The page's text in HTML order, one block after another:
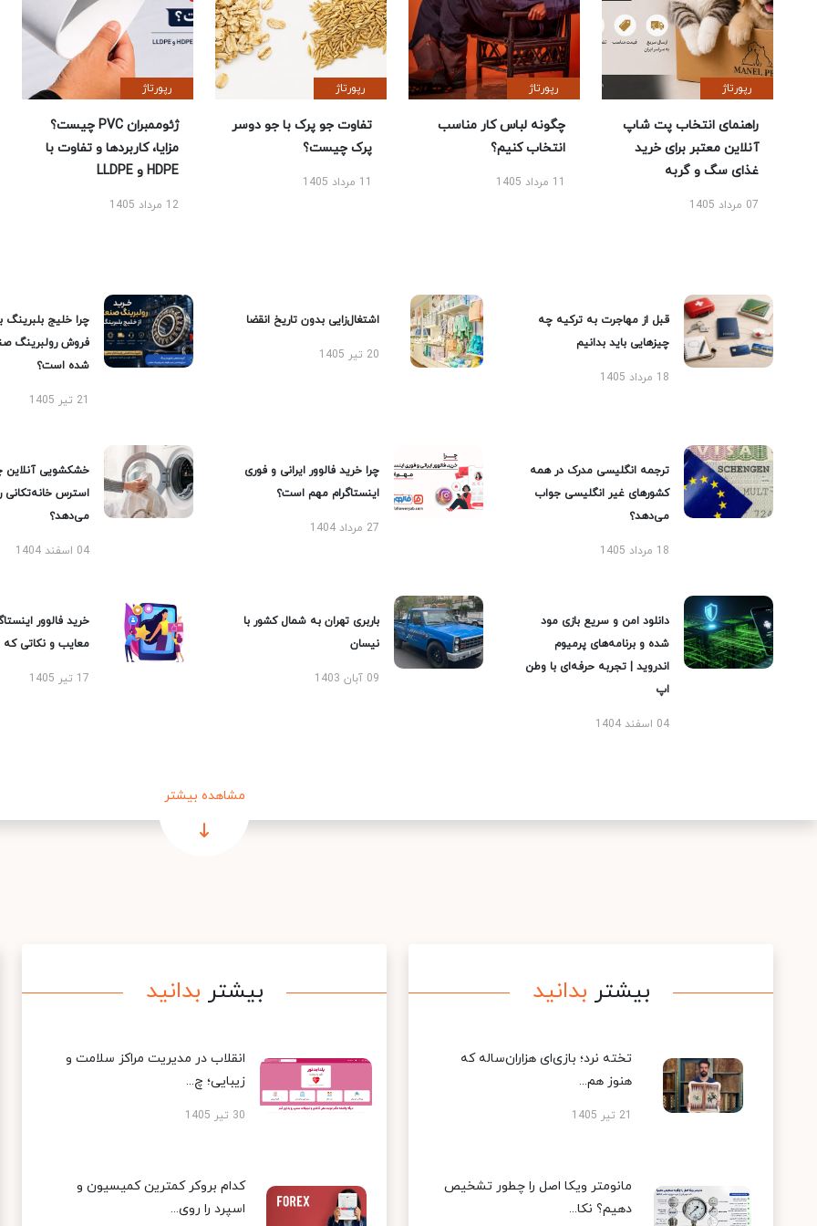
رپورتاژ
راهنمای انتخاب پت شاپ
آنلاین معتبر برای خرید
غذای سگ و گربه
07 مرداد 1405
رپورتاژ
چگونه لباس کار مناسب
انتخاب کنیم؟
11 مرداد 1405
رپورتاژ
تفاوت جو پرک با جو دوسر
پرک چیست؟
11 مرداد 1405
رپورتاژ
ژئوممبران PVC چیست؟
مزایا، کاربردها و تفاوت با
HDPE و LLDPE
12 مرداد 1405
قبل از مهاجرت به ترکیه چه
چیزهایی باید بدانیم
18 مرداد 1405
اشتغال‌زایی بدون تاریخ انقضا
20 تیر 1405
چرا خلیج بلبرینگ
فروش رولبرینگ
شده است؟
21 تیر 1405
ترجمه انگلیسی مدرک در همه
کشورهای غیر انگلیسی جواب
می‌دهد؟
18 مرداد 1405
چرا خرید فالوور ایرانی و فوری
اینستاگرام مهم است؟
27 مرداد 1404
خشکشویی آنلاین
استرس خانه‌تکانی
می‌دهد؟
04 اسفند 1404
دانلود امن و سریع بازی مود
شده و برنامه‌های پرمیوم
اندروید | تجربه حرفه‌ای با وطن
اپ
04 اسفند 1404
باربری تهران به شمال کشور با
نیسان
09 آبان 1403
خرید فالوور
معایب و نکاتی که
17 تیر 1405
مشاهده بیشتر
بیشتر بدانید
تخته نرد؛ بازی‌ای هزاران‌ساله که
هنوز هم...
21 تیر 1405
مانومتر ویکا اصل را چطور تشخیص
دهیم؟ نکا...
بیشتر بدانید
انقلاب در مدیریت مراکز سلامت و
زیبایی؛ چ...
30 تیر 1405
کدام بروکر کمترین کمیسیون و
اسپرد را روی...